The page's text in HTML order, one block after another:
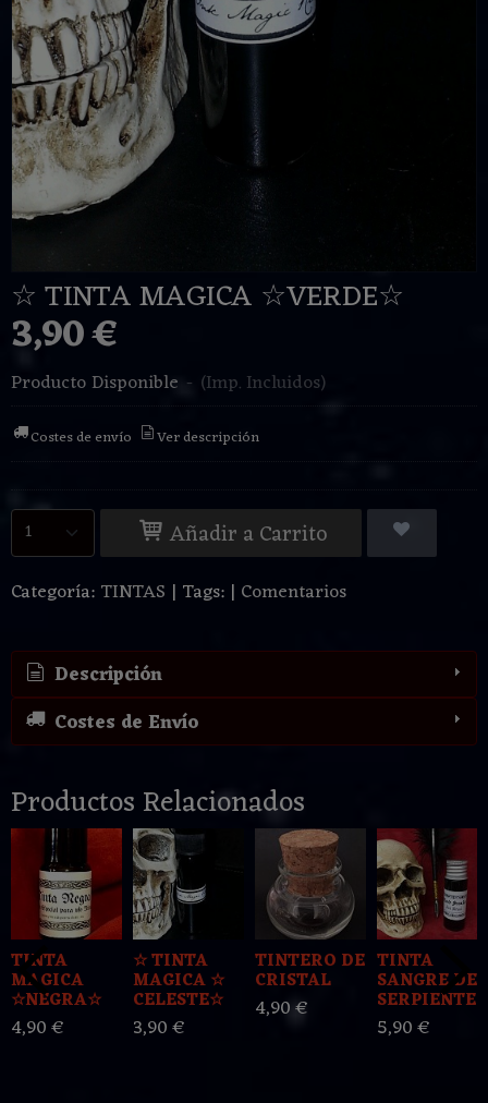
☆ TINTA MAGICA ☆VERDE☆
3,90 €
Producto Disponible - (Imp. Incluidos)
Costes de envío Ver descripción
Añadir a Carrito
Categoría: TINTAS | Tags: | Comentarios
Descripción
Costes de Envío
Productos Relacionados
TINTA
MAGICA
☆NEGRA☆
4,90 €
☆ TINTA
MAGICA ☆
CELESTE☆
3,90 €
TINTERO DE
CRISTAL
4,90 €
TINTA
SANGRE DE
SERPIENTE
5,90 €